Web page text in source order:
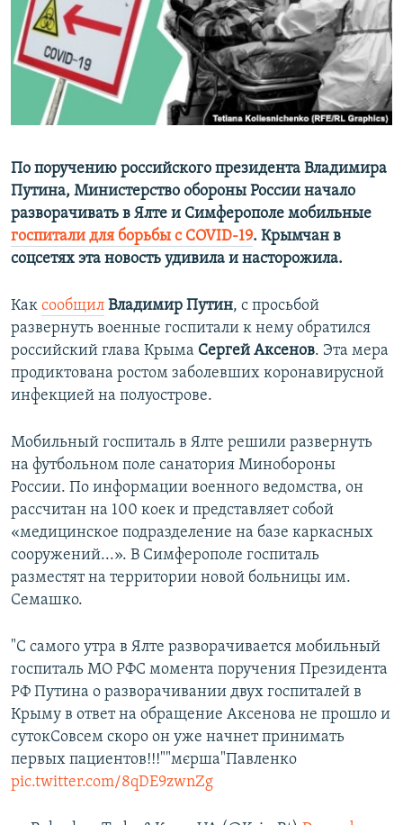
ПОБЕДИТЕЛЕЙ НЕ СУДЯТ?
КРЫМ.НЕПОКОРЕННЫЙ
ELIFBE
УКРАИНСКАЯ ПРОБЛЕМА КРЫМА
ПРИСОЕДИНЯЙТЕСЬ!
По поручению российского президента Владимира
Путина, Министерство обороны России начало
разворачивать в Ялте и Симферополе мобильные
госпитали для борьбы с COVID-19. Крымчан в
соцсетях эта новость удивила и насторожила.
Как сообщил Владимир Путин, с просьбой
развернуть военные госпитали к нему обратился
российский глава Крыма Сергей Аксенов. Эта мера
продиктована ростом заболевших коронавирусной
инфекцией на полуострове.
Мобильный госпиталь в Ялте решили развернуть
на футбольном поле санатория Минобороны
России. По информации военного ведомства, он
рассчитан на 100 коек и представляет собой
«медицинское подразделение на базе каркасных
сооружений...». В Симферополе госпиталь
разместят на территории новой больницы им.
Семашко.
"С самого утра в Ялте разворачивается мобильный
госпиталь МО РФС момента поручения Президента
РФ Путина о разворачивании двух госпиталей в
Крыму в ответ на обращение Аксенова не прошло и
сутокСовсем скоро он уже начнет принимать
первых пациентов!!!""мєрша"Павленко
pic.twitter.com/8qDE9zwnZg